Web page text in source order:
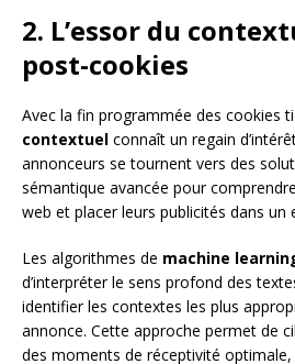
2. L’essor du
post-cookies
Avec la fin programmée des cookies
contextuel connaît un regain
annonceurs se tournent vers des
sémantique avancée pour
web et placer leurs publicités dans
Les algorithmes de machine
d’interpréter le sens profond des
identifier les contextes les plus
annonce. Cette approche permet de
des moments de réceptivité